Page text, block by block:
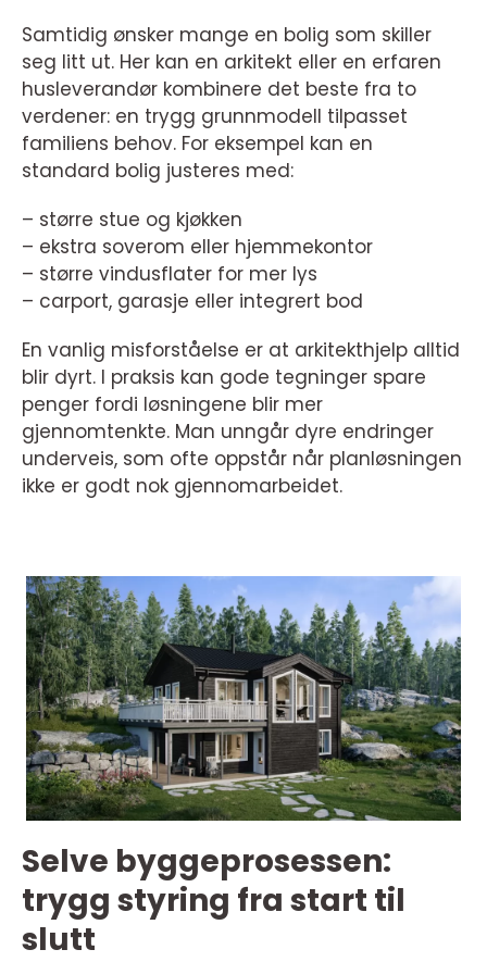
Samtidig ønsker mange en bolig som skiller
seg litt ut. Her kan en arkitekt eller en erfaren
husleverandør kombinere det beste fra to
verdener: en trygg grunnmodell tilpasset
familiens behov. For eksempel kan en
standard bolig justeres med:
– større stue og kjøkken
– ekstra soverom eller hjemmekontor
– større vindusflater for mer lys
– carport, garasje eller integrert bod
En vanlig misforståelse er at arkitekthjelp alltid
blir dyrt. I praksis kan gode tegninger spare
penger fordi løsningene blir mer
gjennomtenkte. Man unngår dyre endringer
underveis, som ofte oppstår når planløsningen
ikke er godt nok gjennomarbeidet.
Selve byggeprosessen:
trygg styring fra start til
slutt